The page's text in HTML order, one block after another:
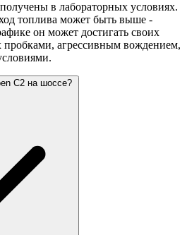
в лабораторных условиях.
топлива может быть выше -
он может достигать своих
пробками, агрессивным вождением,
C2 на шоссе?